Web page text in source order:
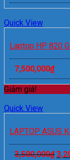
Quick View
Laptop HP 820
7,500,000₫
Giảm giá!
Quick View
LAPTOP ASUS
3,500,000₫